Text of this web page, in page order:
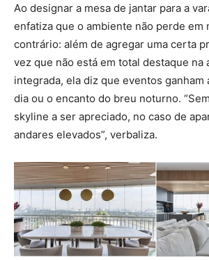
Ao designar a mesa de jantar para a
enfatiza que o ambiente não perde em
contrário: além de agregar uma certa
vez que não está em total destaque na
integrada, ela diz que eventos ganham
dia ou o encanto do breu noturno.
skyline a ser apreciado, no caso de
andares elevados”, verbaliza.